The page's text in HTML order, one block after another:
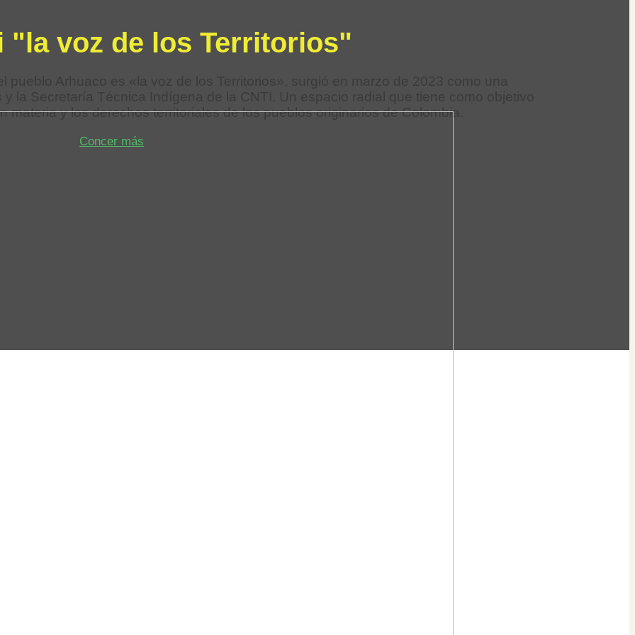
"la voz de los Territorios"
pueblo Arhuaco es «la voz de los Territorios», surgió en marzo de 2023 como una
y los derechos territoriales de los pueblos originarios de Colombia.
Concer más